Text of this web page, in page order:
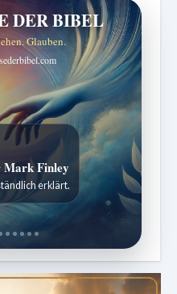
DER BIBEL
Glauben.
Mark Finley
erklärt.
DES LEBENS
und Erneuerung.